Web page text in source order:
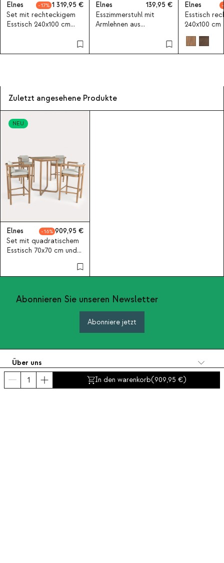
In den warenkorb(909,95 )
Elnes 17
1 319,95
Set mit rechteckigem
Esstisch 240x100 cm
Stoff Elnes
Elnes
139,95
Esszimmerstuhl mit
Armlehnen aus
Elnes
Esstisch
240x100 cm
Zuletzt angesehene Produkte
NEU
Elnes 16
909,95
Set mit quadratischem
Esstisch 70x70 cm und 4
Stoff Elnes
Abonnieren Sie unseren Newsletter
Abonniere jetzt
Über uns
Kategorien
Kontakt und Hilfe